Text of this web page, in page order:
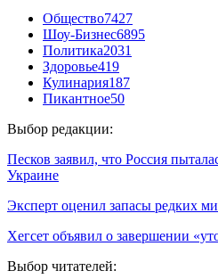
Общество7427
Шоу-Бизнес6895
Политика2031
Здоровье419
Кулинария187
Пикантное50
Выбор редакции:
Песков заявил, что Россия
Украине
Эксперт оценил запасы редких
Хегсет объявил о завершении
Выбор читателей: